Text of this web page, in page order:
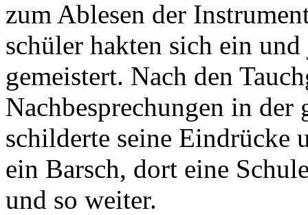
zum Ablesen der
schüler hakten sich ein
gemeistert. Nach den
Nachbesprechungen in der
schilderte seine Eindrücke
ein Barsch, dort eine
und so weiter.